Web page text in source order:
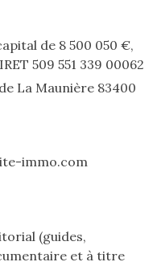
de 8 500 050 €,
509 551 339 00062
La Maunière 83400
immo.com
(guides,
et à titre